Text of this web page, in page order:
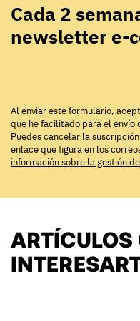
Cada 2
newsletter e-
Al enviar este formulario,
que he facilitado para el envío
Puedes cancelar la
enlace que figura en los
información sobre la gestión
ARTÍCULOS